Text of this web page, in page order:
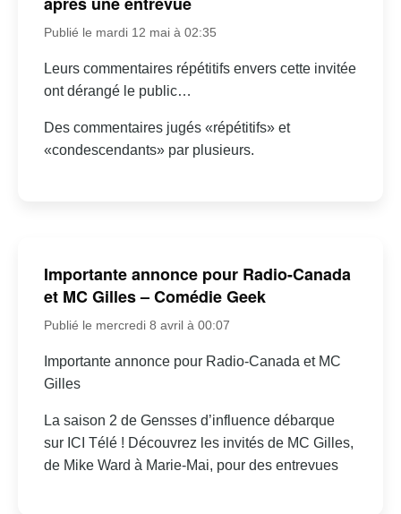
Publié le mardi 12 mai à 02:35
Leurs commentaires répétitifs envers cette invitée
ont dérangé le public…
Des commentaires jugés «répétitifs» et
«condescendants» par plusieurs.
Importante annonce pour Radio-Canada
et MC Gilles – Comédie Geek
Publié le mercredi 8 avril à 00:07
Importante annonce pour Radio-Canada et MC
Gilles
La saison 2 de Gensses d’influence débarque
sur ICI Télé ! Découvrez les invités de MC Gilles,
de Mike Ward à Marie-Mai, pour des entrevues